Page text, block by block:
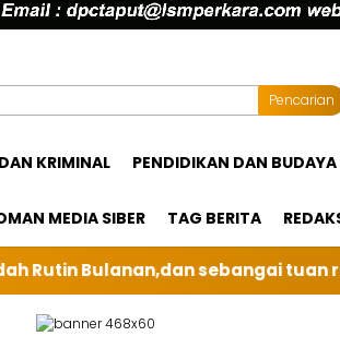
Pencarian
KRIMINAL PENDIDIKAN DAN BUDAYA
MEDIA SIBER TAG BERITA
rumah kali ini BRI Unit Silindung